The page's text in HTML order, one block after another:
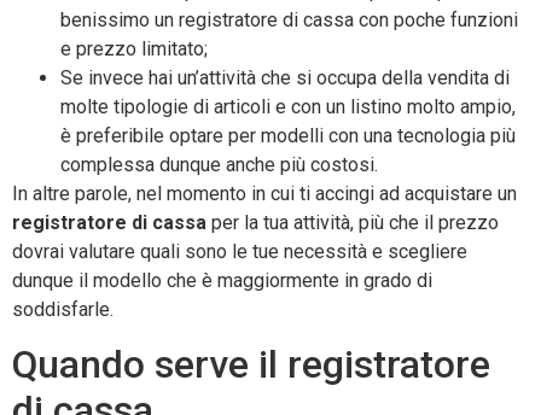
benissimo un registratore di cassa con poche funzioni
e prezzo limitato;
Se invece hai un’attività che si occupa della vendita di
molte tipologie di articoli e con un listino molto ampio,
è preferibile optare per modelli con una tecnologia più
complessa dunque anche più costosi.
In altre parole, nel momento in cui ti accingi ad acquistare un
registratore di cassa per la tua attività, più che il prezzo
dovrai valutare quali sono le tue necessità e scegliere
dunque il modello che è maggiormente in grado di
soddisfarle.
Quando serve il registratore